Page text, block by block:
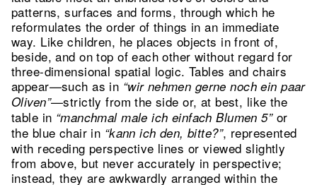
patterns, surfaces and forms, through which he
reformulates the order of things in an immediate
way. Like children, he places objects in front of,
beside, and on top of each other without regard for
three-dimensional spatial logic. Tables and chairs
appear—such as in “wir nehmen gerne noch ein paar
Oliven”—strictly from the side or, at best, like the
table in “manchmal male ich einfach Blumen 5”or
the blue chair in “kann ich den, bitte?”, represented
with receding perspective lines or viewed slightly
from above, but never accurately in perspective;
instead, they are awkwardly arranged within the